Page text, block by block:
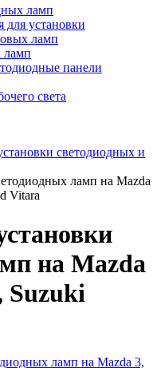
ламп
для установки
ламп
ламп
панели
света
светодиодных и
ламп на Mazda
Vitara
на Mazda
Suzuki